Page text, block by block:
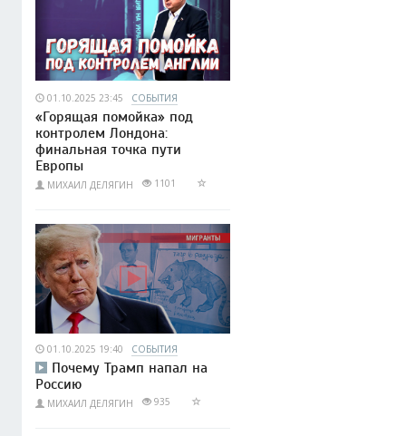
01.10.2025 23:45 СОБЫТИЯ
«Горящая помойка» под
контролем Лондона:
финальная точка пути
Европы
МИХАИЛ ДЕЛЯГИН 1101
01.10.2025 19:40 СОБЫТИЯ
Почему Трамп напал на
Россию
МИХАИЛ ДЕЛЯГИН 935